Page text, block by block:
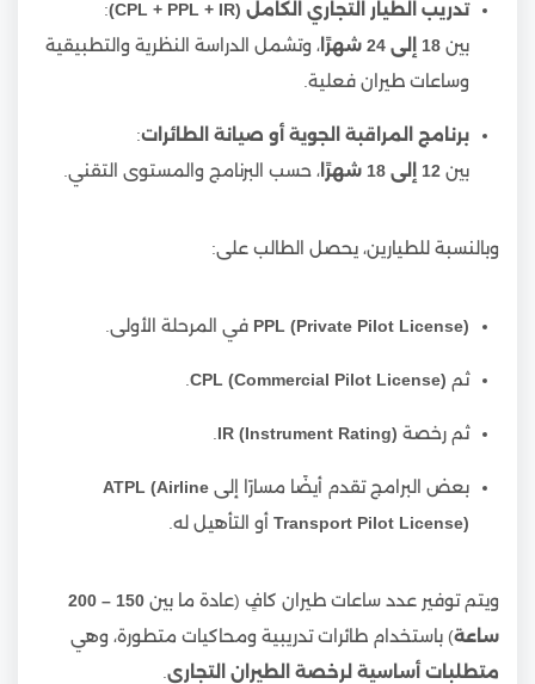
تدريب الطيار التجاري الكامل (CPL + PPL + IR)
:
بين 18 إلى 24 شهرًا
، وتشمل الدراسة النظرية والتطبيقية
وساعات طيران فعلية.
برنامج المراقبة الجوية أو صيانة الطائرات:
بين 12 إلى 18 شهرًا ، حسب البرنامج والمستوى التقني.
وبالنسبة للطيارين، يحصل الطالب على:
PPL (Private Pilot License) في المرحلة الأولى.
ثم CPL (Commercial Pilot License)
ثم رخصة IR (Instrument Rating)
بعض البرامج تقدم أيضًا مسارًا إلى ATPL (Airline
Transport Pilot License) أو التأهيل له.
ويتم توفير عدد ساعات طيران كافٍ (عادة ما بين
150 – 200
ساعة) باستخدام طائرات تدريبية ومحاكيات متطورة، وهي
متطلبات أساسية لرخصة الطيران التجاري